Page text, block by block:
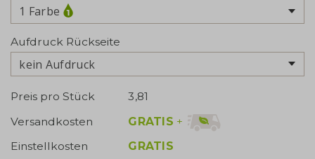
1 Farbe
Aufdruck Rückseite
kein Aufdruck
Preis pro Stück
3,81
Versandkosten
GRATIS +
Einstellkosten
GRATIS